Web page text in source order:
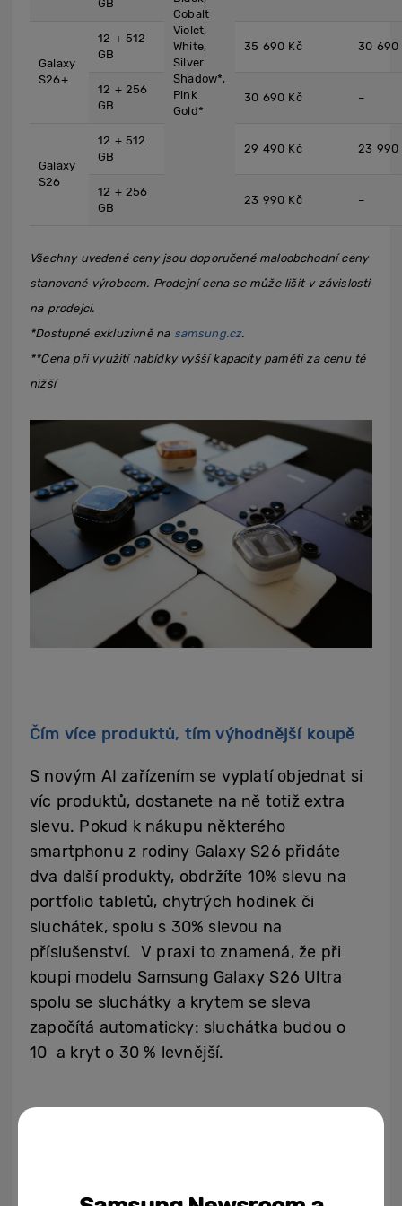
Cobalt
Violet,
White,
Silver
Shadow*,
Pink
Gold*
GB
Galaxy
S26+
12 + 512
GB
35 690 Kč 30 690
12 + 256
GB
30 690 Kč –
Galaxy
S26
12 + 512
GB
29 490 Kč 23 990
12 + 256
GB
23 990 Kč –
Všechny uvedené ceny jsou doporučené maloobchodní ceny
stanovené výrobcem. Prodejní cena se může lišit v závislosti
na prodejci.
*Dostupné exkluzivně na samsung.cz.
**Cena při využití nabídky vyšší kapacity paměti za cenu té
nižší
Čím více produktů, tím výhodnější koupě
S novým AI zařízením se vyplatí objednat si
víc produktů, dostanete na ně totiž extra
slevu. Pokud k nákupu některého
smartphonu z rodiny Galaxy S26 přidáte
dva další produkty, obdržíte 10% slevu na
portfolio tabletů, chytrých hodinek či
sluchátek, spolu s 30% slevou na
příslušenství. V praxi to znamená, že při
koupi modelu Samsung Galaxy S26 Ultra
spolu se sluchátky a krytem se sleva
započítá automaticky: sluchátka budou o
10 a kryt o 30 % levnější.
Atraktivní výhody získáte také zapojením se